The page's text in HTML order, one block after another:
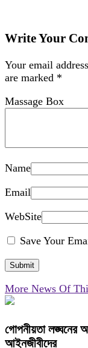
Write Your
Your email
are marked *
Massage Box
Name
Email
WebSite
Save Your
More News Of
গোপনীয়তা লঙ্ঘনের
আইনজীবীদের